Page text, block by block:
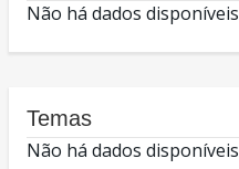
Não há dados disponíveis
Temas
Não há dados disponíveis